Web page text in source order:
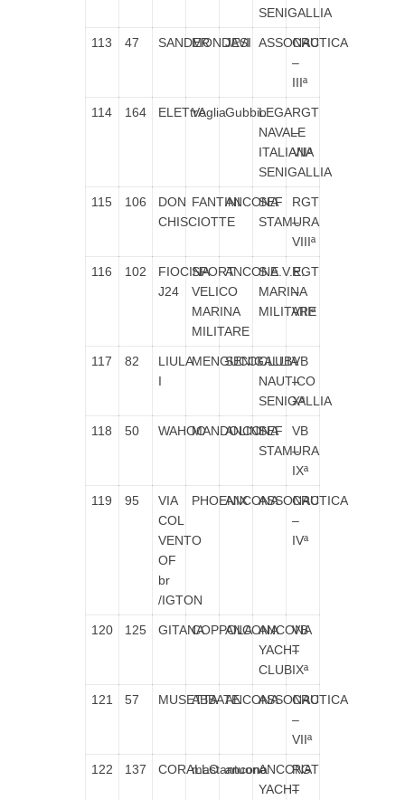
SENIGALLIA
113 47 SANDERMONDAVI
JESI ASSONAUTICA
CRC
–
IIIª
114 164 ELETtrAVegliaGubbioLEGA
NAVALE
ITALIANA
SENIGALLIA
RGT
–
VIIª
115 106
DON
CHISCIOTTE
FANTINIANCONA
SEF
STAMURA
RGT
–
VIIIª
116 102
FIOCINA
J24
SPORT
VELICO
MARINA
MILITARE
ANCONAS.E.V.E.
MARINA
MILITARE
RGT
–
VIIIª
117 82
LIULA
I
MENGUCCISENIGALLIA
CLUB
NAUTICO
SENIGALLIA
VB
–
Xª
118 50 WAHOOMANDOLINI
ANCONA
SEF
STAMURA
VB
–
IXª
119 95
VIA
COL
VENTO
OF
br
/IGTON
PHOENIXANCONAASSONAUTICA
CRC
–
IVª
120 125 GITANACOPPOLAANCONAANCONA
YACHT
CLUB
VB
–
IXª
121 57 MUSETTA
ABBATEANCONAASSONAUTICA
CRC
–
VIIª
122 137 CORALLOmastantuono
anconaANCONA
YACHT
RGT
–